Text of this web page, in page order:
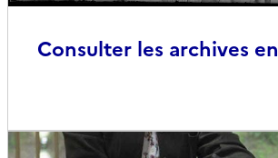
Consulter les archives